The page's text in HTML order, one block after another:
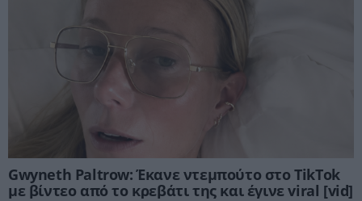
Gwyneth Paltrow: Έκανε ντεμπούτο στο TikTok
με βίντεο από το κρεβάτι της και έγινε viral [vid]